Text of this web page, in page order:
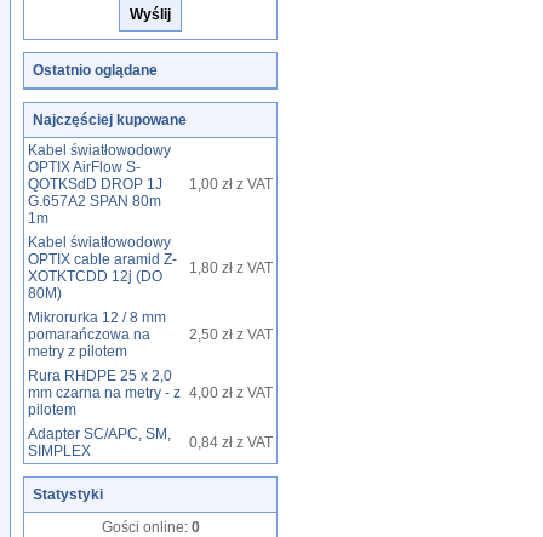
Ostatnio oglądane
Najczęściej kupowane
Kabel światłowodowy
OPTIX AirFlow S-
QOTKSdD DROP 1J
G.657A2 SPAN 80m
1m
1,00 zł z VAT
Kabel światłowodowy
OPTIX cable aramid Z-
XOTKTCDD 12j (DO
80M)
1,80 zł z VAT
Mikrorurka 12 / 8 mm
pomarańczowa na
metry z pilotem
2,50 zł z VAT
Rura RHDPE 25 x 2,0
mm czarna na metry - z
pilotem
4,00 zł z VAT
Adapter SC/APC, SM,
SIMPLEX
0,84 zł z VAT
Statystyki
Gości online: 0